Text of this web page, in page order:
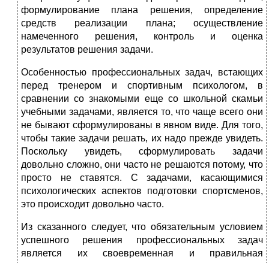
формулирование плана решения, определение
средств реализации плана; осуществление
намеченного решения, контроль и оценка
результатов решения задачи.
Особенностью профессиональных задач, встающих
перед тренером и спортивным психологом, в
сравнении со знакомыми еще со школьной скамьи
учебными задачами, является то, что чаще всего они
не бывают сформулированы в явном виде. Для того,
чтобы такие задачи решать, их надо прежде увидеть.
Поскольку увидеть, сформулировать задачи
довольно сложно, они часто не решаются потому, что
просто не ставятся. С задачами, касающимися
психологических аспектов подготовки спортсменов,
это происходит довольно часто.
Из сказанного следует, что обязательным условием
успешного решения профессиональных задач
является их своевременная и правильная